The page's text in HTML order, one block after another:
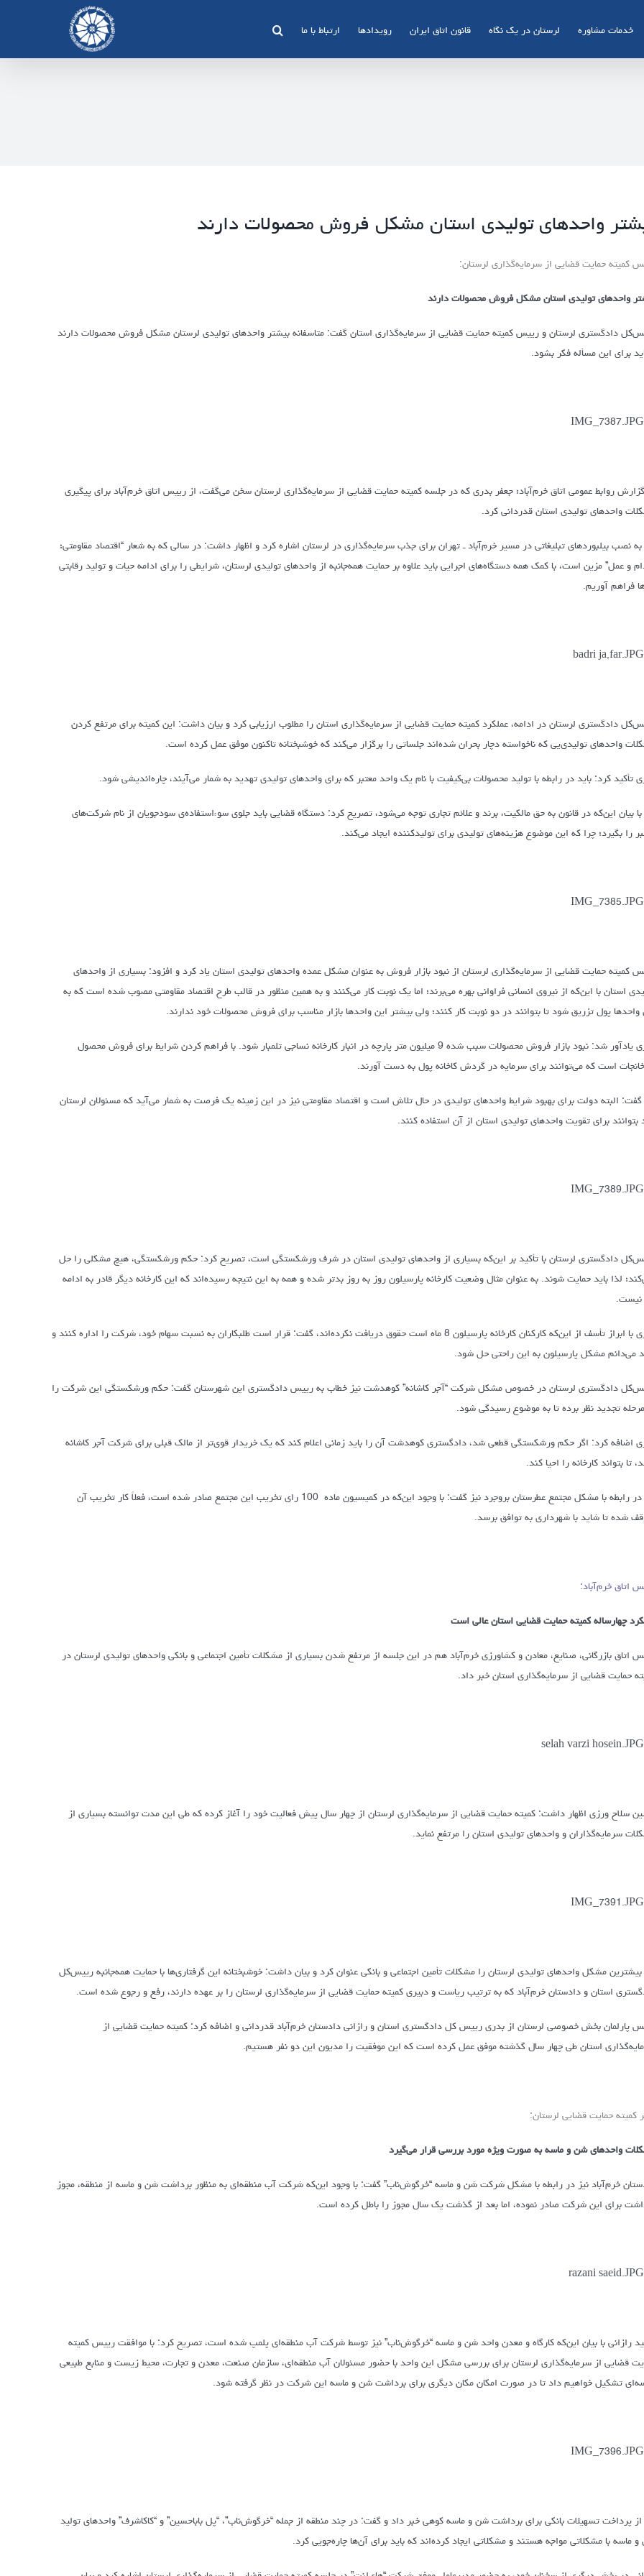
خدمات مشاوره لرستان در یک نگاه قانون اتاق ایران رویدادها ارتباط با ما
واحدهای تولیدی استان مشکل فروش محصولات دارند
کمیته حمایت قضایی از سرمایه‌گذاری لرستان:
واحدهای تولیدی استان مشکل فروش محصولات دارند
دادگستری لرستان و رییس کمیته حمایت قضایی از سرمایه‌گذاری استان گفت: متاسفانه بیشتر واحدهای تولیدی لرستان مشکل فروش محصولات دارند
برای این مسأله فکر بشود.
روابط عمومی اتاق خرم‌آباد؛ جعفر بدری که در جلسه کمیته حمایت قضایی از سرمایه‌گذاری لرستان سخن می‌گفت، از رییس اتاق خرم‌آباد برای پیگیری
واحدهای تولیدی استان قدردانی کرد.
نصب بیلبوردهای تبلیغاتی در مسیر خرم‌آباد ـ تهران برای جذب سرمایه‌گذاری در لرستان اشاره کرد و اظهار داشت: در سالی که به شعار “اقتصاد مقاومتی؛
و عمل” مزین است، با کمک همه دستگاه‌های اجرایی باید علاوه بر حمایت همه‌جانبه از واحدهای تولیدی لرستان، شرایطی را برای ادامه حیات و تولید رقابتی
فراهم آوریم.
دادگستری لرستان در ادامه، عملکرد کمیته حمایت قضایی از سرمایه‌گذاری استان را مطلوب ارزیابی کرد و بیان داشت: این کمیته برای مرتفع کردن
واحدهای تولیدی‌یی که ناخواسته دچار بحران شده‌اند جلساتی را برگزار می‌کند که خوشبختانه تاکنون موفق عمل کرده است.
تأکید کرد: باید در رابطه با تولید محصولات بی‌کیفیت با نام یک واحد معتبر که برای واحدهای تولیدی تهدید به شمار می‌آیند، چاره‌اندیشی شود.
بیان این‌که در قانون به حق مالکیت، برند و علائم تجاری توجه می‌شود، تصریح کرد: دستگاه قضایی باید جلوی سوء‌استفاده‌ی سودجویان از نام شرکت‌های
را بگیرد؛ چرا که این موضوع هزینه‌های تولیدی برای تولیدکننده ایجاد می‌کند.
کمیته حمایت قضایی از سرمایه‌گذاری لرستان از نبود بازار فروش به عنوان مشکل عمده واحدهای تولیدی استان یاد کرد و افزود: بسیاری از واحدهای
استان با این‌که از نیروی انسانی فراوانی بهره می‌برند؛ اما یک نوبت کار می‌کنند و به همین منظور در قالب طرح اقتصاد مقاومتی مصوب شده است که به
واحدها پول تزریق شود تا بتوانند در دو نوبت کار کنند؛ ولی بیشتر این واحدها بازار مناسب برای فروش محصولات خود ندارند.
بدری یادآور شد: نبود بازار فروش محصولات سبب شده 9 میلیون متر پارچه در انبار کارخانه نساجی تلمبار شود. با فراهم کردن شرایط برای فروش محصول
است که می‌توانند برای سرمایه در گردش کاخانه پول به دست آورند.
البته دولت برای بهبود شرایط واحدهای تولیدی در حال تلاش است و اقتصاد مقاومتی نیز در این زمینه یک فرصت به شمار می‌آید که مسئولان لرستان
بتوانند برای تقویت واحدهای تولیدی استان از آن استفاده کنند.
دادگستری لرستان با تأکید بر این‌که بسیاری از واحدهای تولیدی استان در شرف ورشکستگی است، تصریح کرد: حکم ورشکستگی، هیچ مشکلی را حل
لذا باید حمایت شوند. به عنوان مثال وضعیت کارخانه پارسیلون روز به روز بدتر شده و همه به این نتیجه رسیده‌اند که این کارخانه دیگر قادر به ادامه
نیست.
بدری با ابراز تأسف از این‌که کارکنان کارخانه پارسیلون 8 ماه است حقوق دریافت نکرده‌اند، گفت: قرار است طلبکاران به نسبت سهام خود، شرکت را اداره کنند و
می‌دانم مشکل پارسیلون به این راحتی حل شود.
دادگستری لرستان در خصوص مشکل شرکت “آجر کاشانه” کوهدشت نیز خطاب به رییس دادگستری این شهرستان گفت: حکم ورشکستگی این شرکت را
تجدید نظر برده تا به موضوع رسیدگی شود.
اضافه کرد: اگر حکم ورشکستگی قطعی شد، دادگستری کوهدشت آن را باید زمانی اعلام کند که یک خریدار قوی‌تر از مالک قبلی برای شرکت آجر کاشانه
تا بتواند کارخانه را احیا کند.
وی در رابطه با مشکل مجتمع عطرستان بروجرد نیز گفت: با وجود این‌که در کمیسیون ماده 100 رای تخریب این مجتمع صادر شده است، فعلاً کار تخریب آن
شده تا شاید با شهرداری به توافق برسد.
اتاق خرم‌آباد:
چهارساله کمیته حمایت قضایی استان عالی است
اتاق بازرگانی، صنایع، معادن و کشاورزی خرم‌آباد هم در این جلسه از مرتفع شدن بسیاری از مشکلات تأمین اجتماعی و بانکی واحدهای تولیدی لرستان در
حمایت قضایی از سرمایه‌گذاری استان خبر داد.
سلاح ورزی اظهار داشت: کمیته حمایت قضایی از سرمایه‌گذاری لرستان از چهار سال پیش فعالیت خود را آغاز کرده که طی این مدت توانسته بسیاری از
سرمایه‌گذاران و واحدهای تولیدی استان را مرتفع نماید.
مشکل واحدهای تولیدی لرستان را مشکلات تأمین اجتماعی و بانکی عنوان کرد و بیان داشت: خوشبختانه این گرفتاری‌ها با حمایت همه‌جانبه رییس‌کل
استان و دادستان خرم‌آباد که به ترتیب ریاست و دبیری کمیته حمایت قضایی از سرمایه‌گذاری لرستان را بر عهده دارند، رفع و رجوع شده است.
پارلمان بخش خصوصی لرستان از بدری رییس کل دادگستری استان و رازانی دادستان خرم‌آباد قدردانی و اضافه کرد: کمیته حمایت قضایی از
استان طی چهار سال گذشته موفق عمل کرده است که این موفقیت را مدیون این دو نفر هستیم.
کمیته حمایت قضایی لرستان:
واحدهای شن و ماسه به صورت ویژه مورد بررسی قرار می‌گیرد
خرم‌آباد نیز در رابطه با مشکل شرکت شن و ماسه “خرگوش‌ناب” گفت: با وجود این‌که شرکت آب منطقه‌ای به منظور برداشت شن و ماسه از منطقه، مجوز
برای این شرکت صادر نموده، اما بعد از گذشت یک سال مجوز را باطل کرده است.
رازانی با بیان این‌که کارگاه و معدن واحد شن و ماسه “خرگوش‌ناب” نیز توسط شرکت آب منطقه‌ای پلمپ شده است، تصریح کرد: با موافقت رییس کمیته
قضایی از سرمایه‌گذاری لرستان برای بررسی مشکل این واحد با حضور مسئولان آب منطقه‌ای، سازمان صنعت، معدن و تجارت، محیط زیست و منابع طبیعی
تشکیل خواهیم داد تا در صورت امکان مکان دیگری برای برداشت شن و ماسه این شرکت در نظر گرفته شود.
پرداخت تسهیلات بانکی برای برداشت شن و ماسه کوهی خبر داد و گفت: در چند منطقه از جمله “خرگوش‌ناب”، “پل باباحسین” و “کاکاشرف” واحدهای تولید
ماسه با مشکلاتی مواجه هستند و مشکلاتی ایجاد کرده‌اند که باید برای آن‌ها چاره‌جویی کرد.